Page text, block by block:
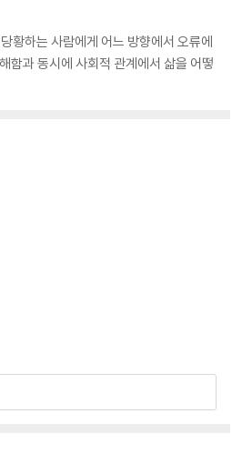
황하는 사람에게 어느 방향에서 오류에
함과 동시에 사회적 관계에서 삶을 어떻